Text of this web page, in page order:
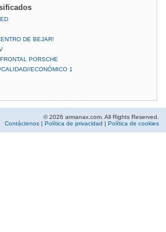
DE BEJAR!
PORSCHE
ECONÓMICO 1
© 2026 armanax.com. All Rights Reserved.
Contáctenos | Política de privacidad | Política de cookies